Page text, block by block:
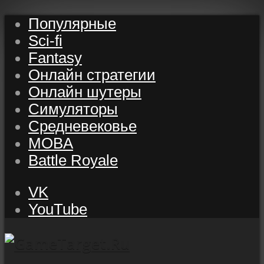
Популярные
Sci-fi
Fantasy
Онлайн стратегии
Онлайн шутеры
Симуляторы
Средневековье
MOBA
Battle Royale
VK
YouTube